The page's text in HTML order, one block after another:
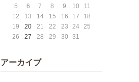
5
6 7 8 9 10
11
12
13 14 15 16 17
18
19
20 21 22 23 24
25
26
27 28 29 30 31
アーカイブ